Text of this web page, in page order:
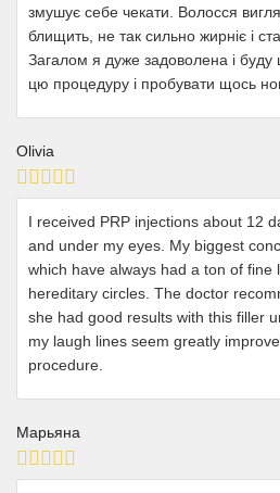
змушує себе чекати. Волосся
блищить, не так сильно жирніє і
Загалом я дуже задоволена і
цю процедуру і пробувати щось
Olivia
I received PRP injections about 12
and under my eyes. My biggest
which have always had a ton of fine
hereditary circles. The doctor
she had good results with this filler
my laugh lines seem greatly
procedure.
Марьяна